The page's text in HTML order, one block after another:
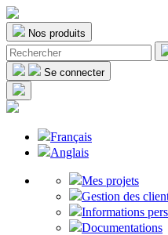
Nos produits
Se connecter
Français
Anglais
Mes projets
Gestion des
Informations
Documentations